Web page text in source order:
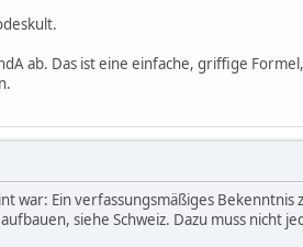
ab. Das ist eine einfache, griffige
war: Ein verfassungsmäßiges Bekenntnis
siehe Schweiz. Dazu muss nicht